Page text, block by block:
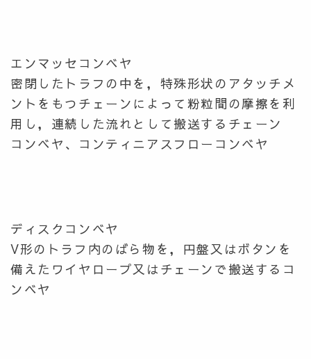
エンマッセコンベヤ
密閉したトラフの中を，特殊形状のアタッチメ
ントをもつチェーンによって粉粒間の摩擦を利
用し，連続した流れとして搬送するチェーン
コンベヤ、コンティニアスフローコンベヤ
ディスクコンベヤ
V形のトラフ内のばら物を，円盤又はボタンを
備えたワイヤロープ又はチェーンで搬送するコ
ンベヤ